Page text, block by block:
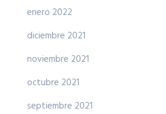
enero 2022
diciembre 2021
noviembre 2021
octubre 2021
septiembre 2021